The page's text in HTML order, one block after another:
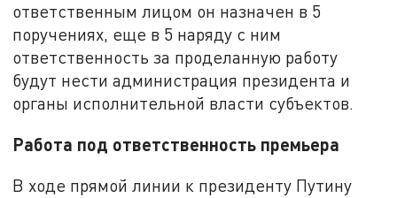
ответственным лицом он назначен в 5
поручениях, еще в 5 наряду с ним
ответственность за проделанную работу
будут нести администрация президента и
органы исполнительной власти субъектов.
Работа под ответственность премьера
В ходе прямой линии к президенту Путину